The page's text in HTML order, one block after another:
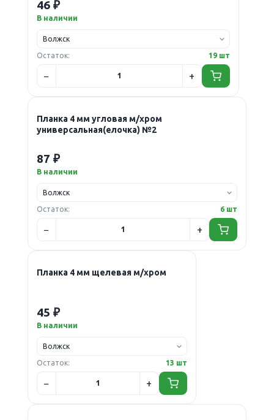
46 ₽
В наличии
Остаток: 19 шт
Планка 4 мм угловая м/хром
универсальная(елочка) №2
87 ₽
В наличии
Остаток: 6 шт
Планка 4 мм щелевая м/хром
45 ₽
В наличии
Остаток: 13 шт